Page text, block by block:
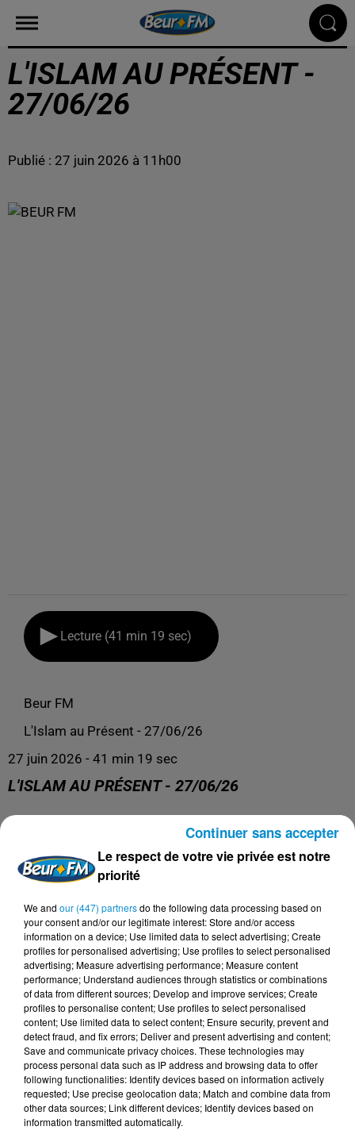
L'ISLAM AU PRÉSENT -
27/06/26
Publié : 27 juin 2026 à 11h00
Lecture (41 min 19 sec)
Beur FM
L'Islam au Présent - 27/06/26
27 juin 2026 - 41 min 19 sec
L'ISLAM AU PRÉSENT - 27/06/26
DERNIERS PODCASTS
24 juillet 2026
Les Zinformés - 24/07/26
Le respect de votre vie privée est notre
priorité
We and our (447) partnersdo the following data processing based on
your consent and/or our legitimate interest: Store and/or access
information on a device; Use limited data to select advertising; Create
profiles for personalised advertising; Use profiles to select personalised
advertising; Measure advertising performance; Measure content
performance; Understand audiences through statistics or combinations
of data from different sources; Develop and improve services; Create
profiles to personalise content; Use profiles to select personalised
content; Use limited data to select content; Ensure security, prevent and
detect fraud, and fix errors; Deliver and present advertising and content;
Save and communicate privacy choices. These technologies may
process personal data such as IP address and browsing data to offer
following functionalities: Identify devices based on information actively
requested; Use precise geolocation data; Match and combine data from
other data sources; Link different devices; Identify devices based on
information transmitted automatically.
Continuer sans accepter